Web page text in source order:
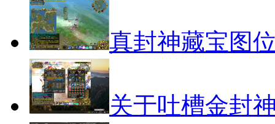
真封神藏宝图
关于吐槽金封